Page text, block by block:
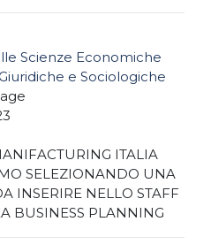
Scienze Economiche
e Sociologiche
ITALIA
SELEZIONANDO UNA
INSERIRE NELLO STAFF
BUSINESS PLANNING